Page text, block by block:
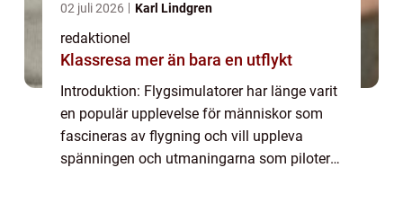
02 juli 2026 Karl Lindgren
redaktionel
Klassresa mer än bara en utflykt
Introduktion: Flygsimulatorer har länge varit
en populär upplevelse för människor som
fascineras av flygning och vill uppleva
spänningen och utmaningarna som piloter